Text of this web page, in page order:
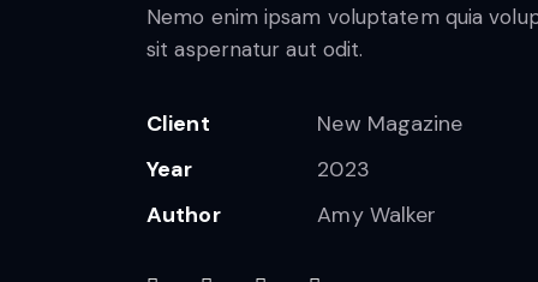
Nemo enim ipsam voluptatem quia
sit aspernatur aut odit.
Client
New Magazine
Year
2023
Author
Amy Walker